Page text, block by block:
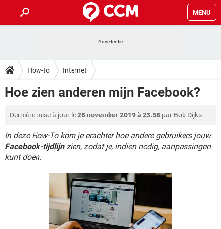
MENU
INSTAGRAM
NETFLIX CORONAVIRUS
HOW-TO
VIDEOBELLEN
INSTAGRAM WINDOWS 10
NETFLIX CORONAVIRUS
GRATIS SNAPCHAT
TIKTOK
DOWNLOADS
NETFLIX CORONAVIRUS
GRATIS
FORUM
VIDEOBELLEN GAMES
INSTAGRAM WINDOWS 10
SNAPCHAT
ARTIKELEN
VIDEOBELLEN
WINDOWS 10
CORONAVIRUS
SNAPCHAT
How-to Internet
Hoe zien anderen mijn Facebook?
Dernière mise à jour le28 november 2019 à 23:58 par Bob Dijks .
In deze How-To kom je erachter hoe andere gebruikers jouw
Facebook-tijdlijnzien, zodat je, indien nodig, aanpassingen
kunt doen.